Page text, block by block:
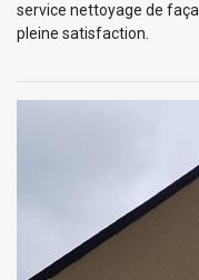
service nettoyage de
pleine satisfaction.